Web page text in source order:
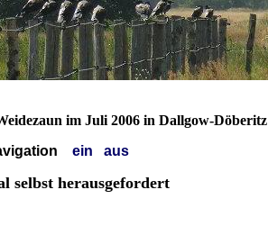
im Juli 2006 in Dallgow-Döberitz
ein aus
selbst herausgefordert